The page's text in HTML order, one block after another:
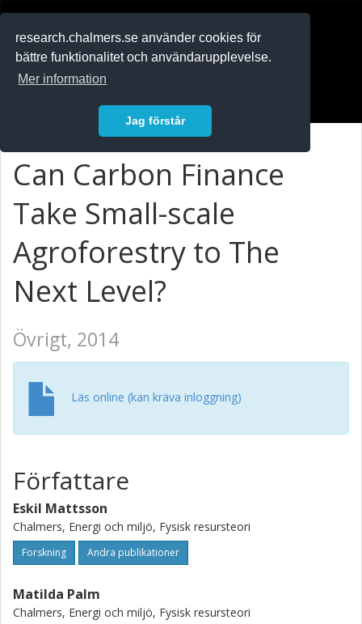
research.chalmers.se använder cookies för
bättre funktionalitet och användarupplevelse.
Mer information
Jag förstår
Can Carbon Finance
Take Small-scale
Agroforestry to The
Next Level?
Övrigt, 2014
Läs online (kan kräva inloggning)
Författare
Eskil Mattsson
Chalmers, Energi och miljö, Fysisk resursteori
Forskning Andra publikationer
Matilda Palm
Chalmers, Energi och miljö, Fysisk resursteori